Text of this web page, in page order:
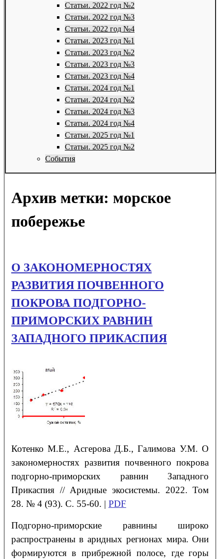
Статьи. 2022 год №2
Статьи. 2022 год №3
Статьи. 2022 год №4
Статьи. 2023 год №1
Статьи. 2023 год №2
Статьи. 2023 год №3
Статьи. 2023 год №4
Статьи. 2024 год №1
Статьи. 2024 год №2
Статьи. 2024 год №3
Статьи. 2024 год №4
Статьи. 2025 год №1
Статьи. 2025 год №2
События
Архив метки: морское
побережье
O ЗАКОНОМЕРНОСТЯХ
РАЗВИТИЯ ПОЧВЕННОГО
ПОКРОВА ПОДГОРНО-
ПРИМОРСКИХ РАВНИН
ЗАПАДНОГО ПРИКАСПИЯ
КотенкоМ.Е., Асгерова Д.Б., Галимова У.М.O
закономерностях развития почвенного покрова
подгорно-приморских равнин Западного
Прикаспия // Аридные экосистемы. 2022. Том
28. № 4 (93). С. 55-60. | PDF
Подгорно-приморские равнины широко
распространены в аридных регионах мира. Они
формируются в прибрежной полосе, где горы